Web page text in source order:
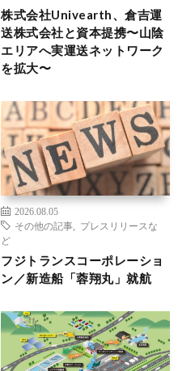
株式会社Univearth、倉吉運
送株式会社と資本提携〜山陰
エリアへ実運送ネットワーク
を拡大〜
2026.08.05
その他の記事
プレスリリースな
ど
フジトランスコーポレーショ
ン／新造船「蓉翔丸」就航